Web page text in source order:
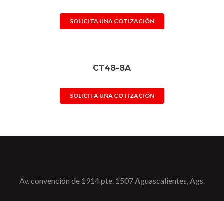
SOLICITA UNA COTIZACIÓN
CT48-8A
SOLICITA UNA COTIZACIÓN
Av. convención de 1914 pte. 1507 Aguascalientes, Ags.